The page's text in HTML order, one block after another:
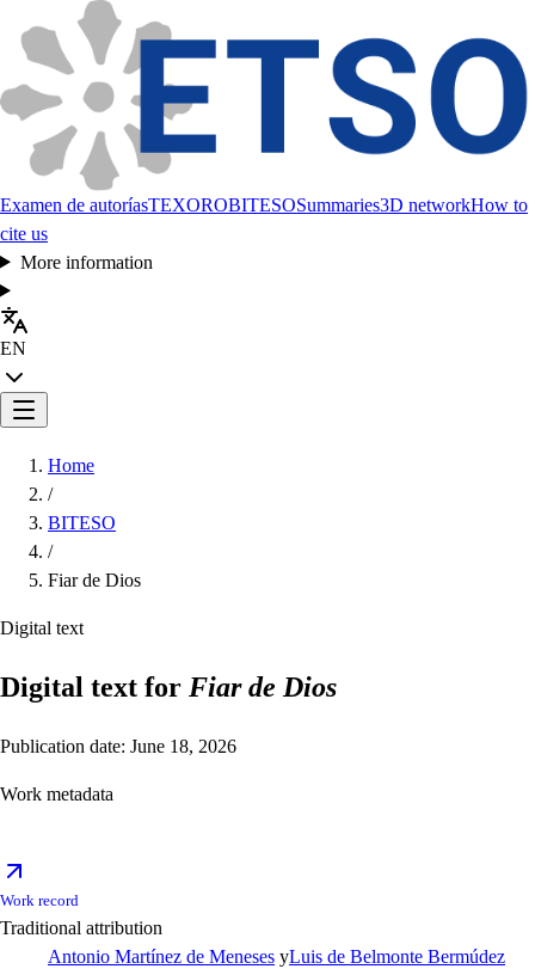
Examen de autoríasTEXOROBITESOSummaries3D networkHow to
cite us
More information
EN
Home
/
BITESO
/
Fiar de Dios
Digital text
Digital text for Fiar de Dios
Publication date: June 18, 2026
Work metadata
Work record
Traditional attribution
Antonio Martínez de Meneses yLuis de Belmonte Bermúdez